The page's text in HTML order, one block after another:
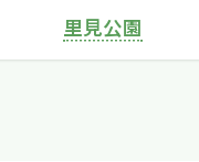
里見公園
シロダモ